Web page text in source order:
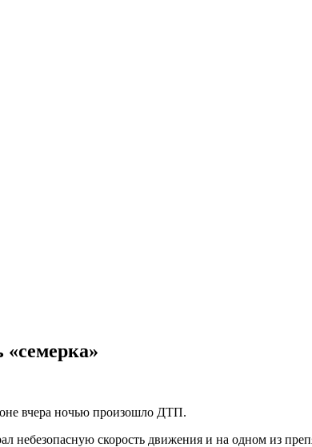
вчера ночью произошло ДТП.
небезопасную скорость движения и на одном из